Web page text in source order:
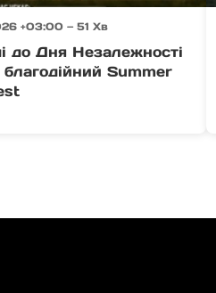
+03:00 — 51 Хв
до Дня Незалежності
Summer